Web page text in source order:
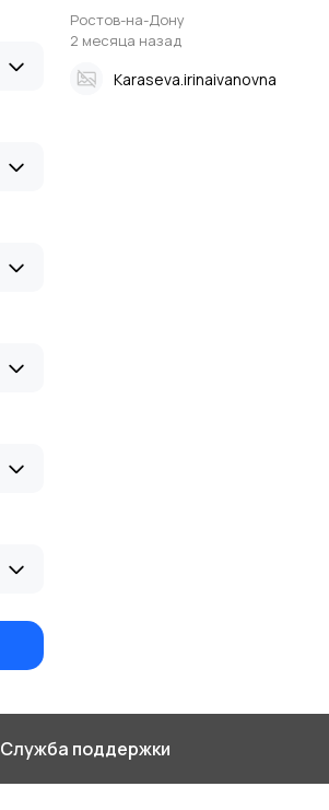
Ростов-на-Дону
2 месяца назад
Karaseva.irinaivanovna
Служба поддержки